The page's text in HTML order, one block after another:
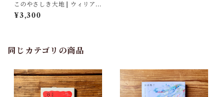
このやさしき大地 | ウィリア
ム・ケント・クルーガー, 宇佐
川 晶子(翻訳)
¥3,300
同じカテゴリの商品